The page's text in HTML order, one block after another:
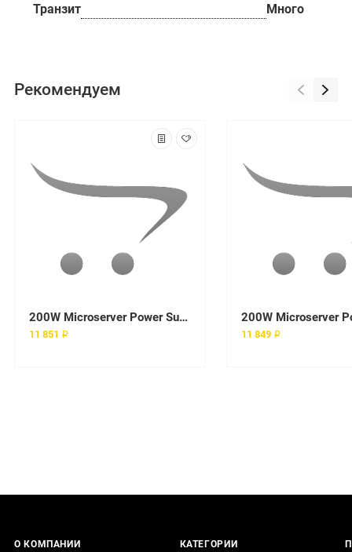
Транзит Много
Рекомендуем
200W Microserver Power Supply
11 851 ₽ 11 849 ₽
О КОМПАНИИ КАТЕГОРИИ